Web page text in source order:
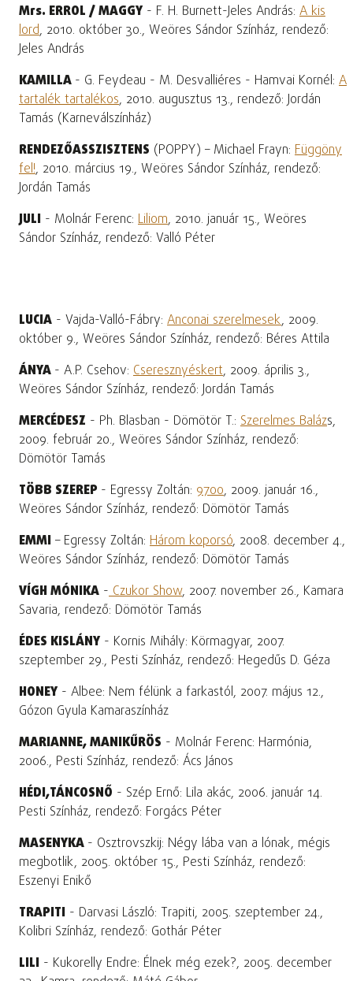
Mrs. ERROL / MAGGY - F. H. Burnett-Jeles András: A kis
lord, 2010. október 30., Weöres Sándor Színház, rendező:
Jeles András
KAMILLA - G. Feydeau - M. Desvalliéres - Hamvai Kornél: A
tartalék tartalékos, 2010. augusztus 13., rendező: Jordán
Tamás (Karneválszínház)
RENDEZŐASSZISZTENS (POPPY) – Michael Frayn: Függöny
fel!, 2010. március 19., Weöres Sándor Színház, rendező:
Jordán Tamás
JULI - Molnár Ferenc: Liliom, 2010. január 15., Weöres
Sándor Színház, rendező: Valló Péter
LUCIA - Vajda-Valló-Fábry: Anconai szerelmesek, 2009.
október 9., Weöres Sándor Színház, rendező: Béres Attila
ÁNYA - A.P. Csehov: Cseresznyéskert, 2009. április 3.,
Weöres Sándor Színház, rendező: Jordán Tamás
MERCÉDESZ - Ph. Blasban - Dömötör T.: Szerelmes Balázs,
2009. február 20., Weöres Sándor Színház, rendező:
Dömötör Tamás
TÖBB SZEREP - Egressy Zoltán: 9700, 2009. január 16.,
Weöres Sándor Színház, rendező: Dömötör Tamás
EMMI – Egressy Zoltán: Három koporsó, 2008. december 4.,
Weöres Sándor Színház, rendező: Dömötör Tamás
VÍGH MÓNIKA -Czukor Show, 2007. november 26., Kamara
Savaria, rendező: Dömötör Tamás
ÉDES KISLÁNY - Kornis Mihály: Körmagyar, 2007.
szeptember 29., Pesti Színház, rendező: Hegedűs D. Géza
HONEY - Albee: Nem félünk a farkastól, 2007. május 12.,
Gózon Gyula Kamaraszínház
MARIANNE, MANIKŰRÖS - Molnár Ferenc: Harmónia,
2006., Pesti Színház, rendező: Ács János
HÉDI,TÁNCOSNŐ - Szép Ernő: Lila akác, 2006. január 14.
Pesti Színház, rendező: Forgács Péter
MASENYKA - Osztrovszkij: Négy lába van a lónak, mégis
megbotlik, 2005. október 15., Pesti Színház, rendező:
Eszenyi Enikő
TRAPITI - Darvasi László: Trapiti, 2005. szeptember 24.,
Kolibri Színház, rendező: Gothár Péter
LILI - Kukorelly Endre: Élnek még ezek?, 2005. december